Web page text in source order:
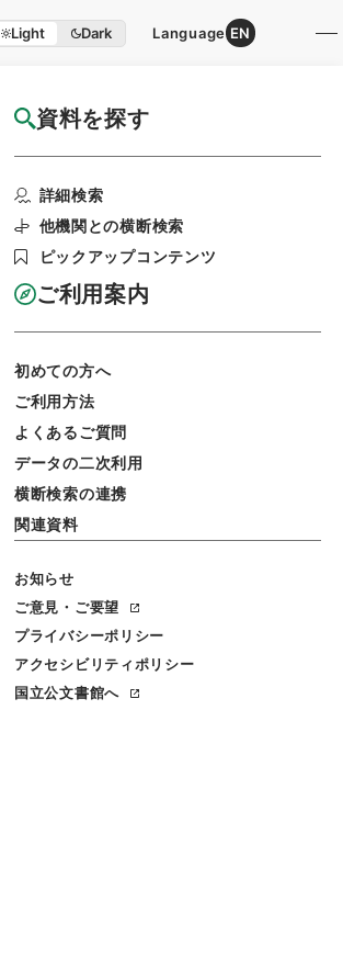
Light Dark Language EN
資料を探す
詳細検索
他機関との横断検索
ピックアップコンテンツ
ご利用案内
初めての方へ
ご利用方法
よくあるご質問
データの二次利用
横断検索の連携
関連資料
お知らせ
ご意見・ご要望
プライバシーポリシー
アクセシビリティポリシー
国立公文書館へ
国立公文書館HP利用案内
全ての情報
閲覧